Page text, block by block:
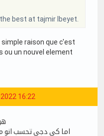
best at tajmir lbeyet.
raison que c'est
ou un nouvel element
16:22
اما كي دجي تحسب انو